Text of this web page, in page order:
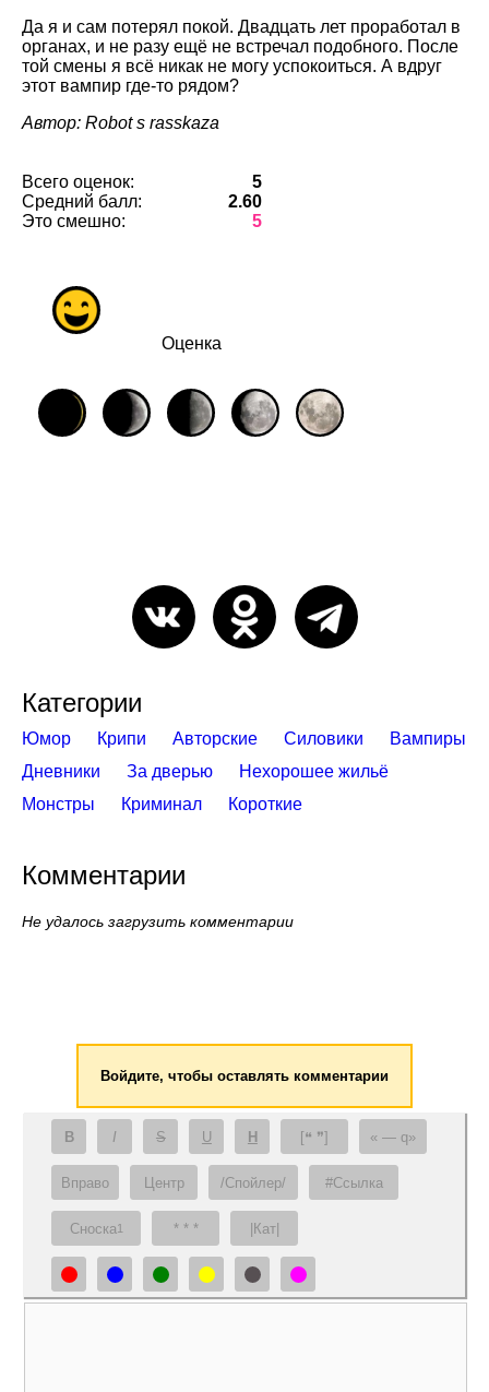
Да я и сам потерял покой. Двадцать лет проработал в
органах, и не разу ещё не встречал подобного. После
той смены я всё никак не могу успокоиться. А вдруг
этот вампир где-то рядом?
Автор: Robot s rasskaza
Всего оценок:
5
Средний балл:
2.60
Это смешно:
5
Оценка
Категории
Юмор Крипи Авторские Силовики
Вампиры
Дневники
За дверью
Нехорошее жильё
Монстры
Криминал Короткие
Комментарии
Не удалось загрузить комментарии
Войдите, чтобы оставлять комментарии
B I S U H [❝ ❞] — q
Вправо Центр /Спойлер/ #Ссылка
Сноска1 * * * |Кат|